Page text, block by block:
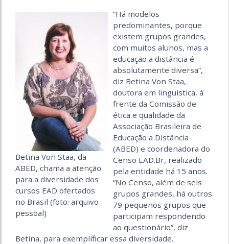
Betina Von Staa, da
ABED, chama a atenção
para a diversidade dos
cursos EAD ofertados
no Brasil (foto: arquivo
pessoal)
“Há modelos
predominantes, porque
existem grupos grandes,
com muitos alunos, mas a
educação a distância é
absolutamente diversa”,
diz Betina Von Staa,
doutora em linguística, à
frente da Comissão de
ética e qualidade da
Associação Brasileira de
Educação a Distância
(ABED) e coordenadora do
Censo EAD.Br, realizado
pela entidade há 15 anos.
“No Censo, além de seis
grupos grandes, há outros
79 pequenos grupos que
participam respondendo
ao questionário”, diz
Betina, para exemplificar essa diversidade.